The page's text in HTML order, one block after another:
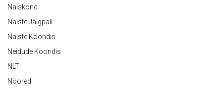
Naiskond
Naiste Jalgpall
Naiste Koondis
Neidude Koondis
NLT
Noored